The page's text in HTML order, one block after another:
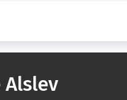
Alslev